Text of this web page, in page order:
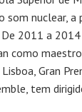
nuclear,
2011 a
como
Gran
tem